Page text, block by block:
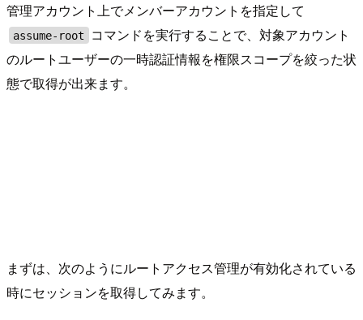
管理アカウント上でメンバーアカウントを指定して
assume-root
コマンドを実行することで、対象アカウント
のルートユーザーの一時認証情報を権限スコープを絞った状
態で取得が出来ます。
まずは、次のようにルートアクセス管理が有効化されている
時にセッションを取得してみます。